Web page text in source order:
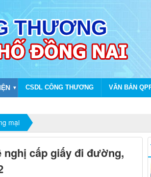
▼ CSDL CÔNG THƯƠNG VĂN BẢN
mại
nghị cấp giấy đi đường,